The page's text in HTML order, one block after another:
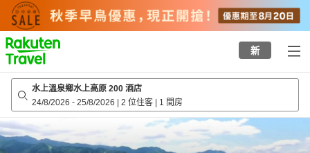
to
top
page
新
水上溫泉鄉水上高原 200 酒店
24/8/2026 - 25/8/2026 | 2 位住客 | 1 間房